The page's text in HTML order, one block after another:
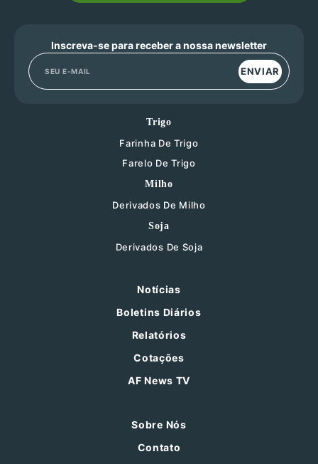
Inscreva-se para receber a nossa newsletter
ENVIAR
Trigo
Farinha De Trigo
Farelo De Trigo
Milho
Derivados De Milho
Soja
Derivados De Soja
Notícias
Boletins Diários
Relatórios
Cotações
AF News TV
Sobre Nós
Contato